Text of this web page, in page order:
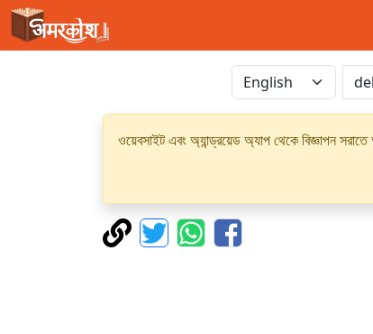
ওয়েবসাইট এবং অ্যান্ড্রয়েড অ্যাপ থেকে বিজ্ঞাপন